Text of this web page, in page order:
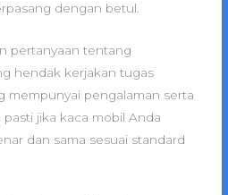
dengan betul.
pertanyaan tentang
hendak kerjakan tugas
mempunyai pengalaman serta
jika kaca mobil Anda
dan sama sesuai standard